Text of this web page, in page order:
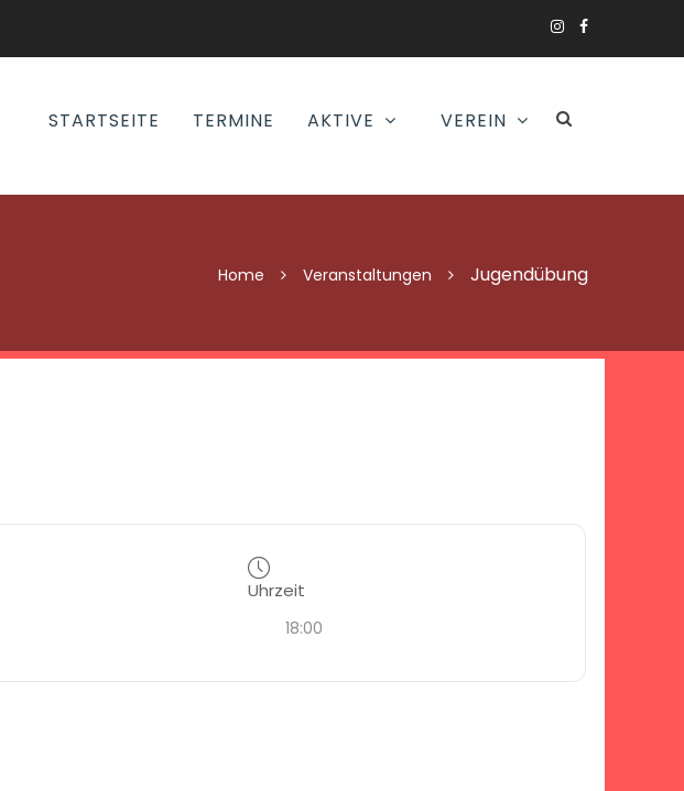
STARTSEITE TERMINE AKTIVE VEREIN
Home Veranstaltungen Jugendübung
Uhrzeit
18:00